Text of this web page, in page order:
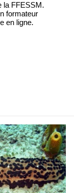
la FFESSM.
formateur
en ligne.